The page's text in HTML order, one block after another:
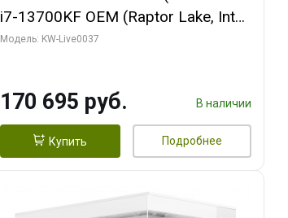
i7-13700KF OEM (Raptor Lake, Intel
7, C16 8EC/8PC/ 32 ГБ ОЗУ (2
HDMI/ 1 ТБ SSD)
Модель: KW-Live0037
170 695 руб. В наличии
Купить Подробнее